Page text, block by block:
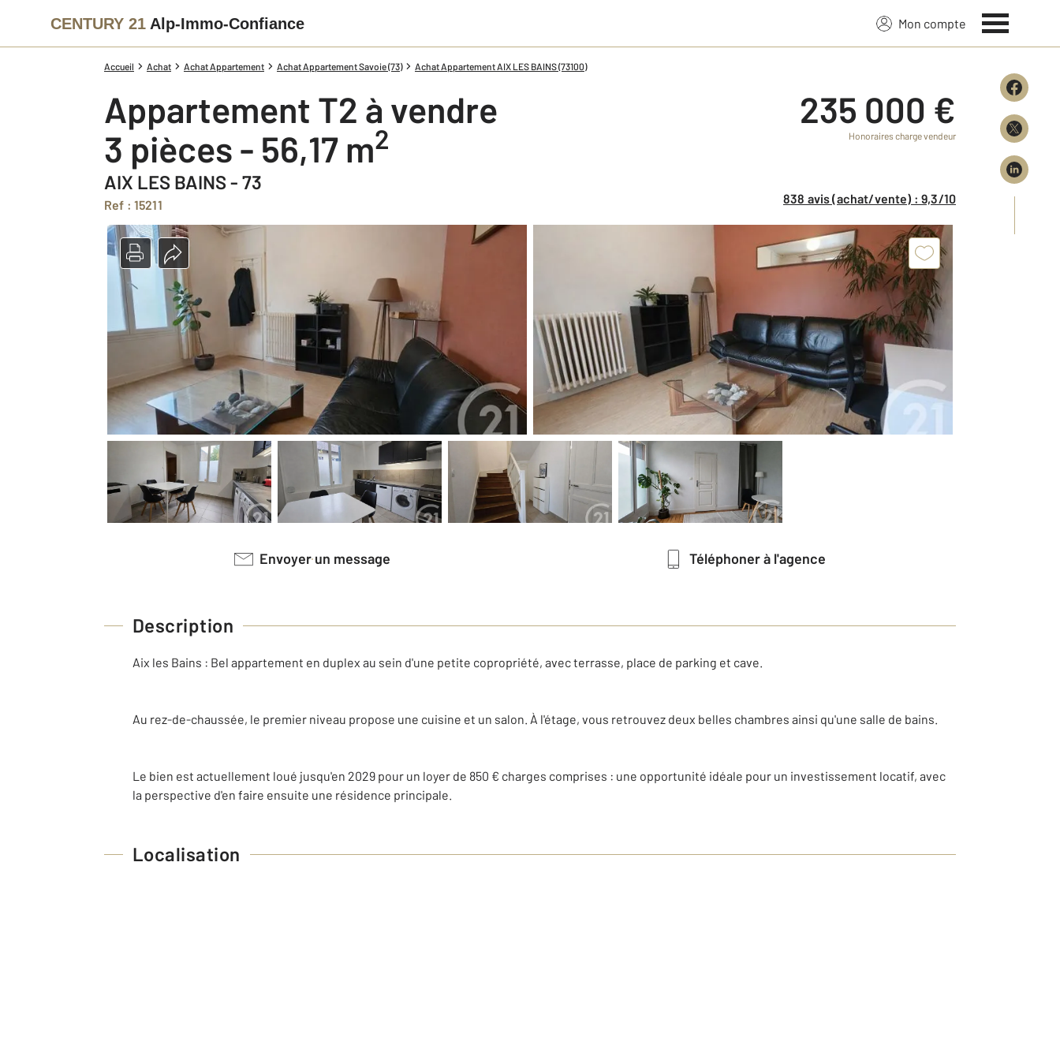
CENTURY 21 Alp-Immo-Confiance Mon compte
Accueil Achat Achat Appartement Achat Appartement Savoie (73) Achat Appartement AIX LES BAINS (73100)
Appartement T2 à vendre
3 pièces - 56,17 m2
AIX LES BAINS - 73
Ref : 15211
235 000 €
Honoraires charge vendeur
838 avis (achat/vente) : 9,3/10
Envoyer un message Téléphoner à l'agence
Description
Aix les Bains : Bel appartement en duplex au sein d'une petite copropriété, avec terrasse, place de parking et cave.
Au rez-de-chaussée, le premier niveau propose une cuisine et un salon. À l'étage, vous retrouvez deux belles chambres ainsi qu'une salle de bains.
Le bien est actuellement loué jusqu'en 2029 pour un loyer de 850 € charges comprises : une opportunité idéale pour un investissement locatif, avec
la perspective d'en faire ensuite une résidence principale.
Localisation